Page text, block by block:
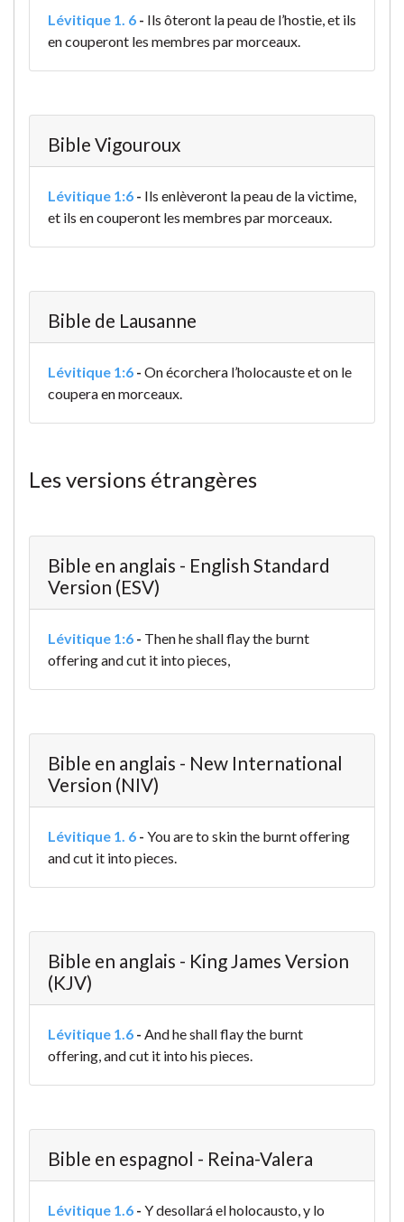
Lévitique 1. 6 - Ils ôteront la peau de l’hostie, et ils
en couperont les membres par morceaux.
Bible Vigouroux
Lévitique 1:6 - Ils enlèveront la peau de la victime,
et ils en couperont les membres par morceaux.
Bible de Lausanne
Lévitique 1:6 - On écorchera l’holocauste et on le
coupera en morceaux.
Les versions étrangères
Bible en anglais - English Standard
Version (ESV)
Lévitique 1:6 - Then he shall flay the burnt
offering and cut it into pieces,
Bible en anglais - New International
Version (NIV)
Lévitique 1. 6 - You are to skin the burnt offering
and cut it into pieces.
Bible en anglais - King James Version
(KJV)
Lévitique 1.6 - And he shall flay the burnt
offering, and cut it into his pieces.
Bible en espagnol - Reina-Valera
Lévitique 1.6 - Y desollará el holocausto, y lo